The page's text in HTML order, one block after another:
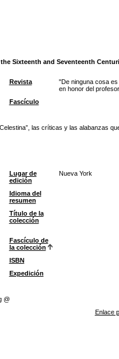
Sixteenth and Seventeenth
Revista
"De ninguna cosa
en honor del
Fascículo
las críticas y las alabanzas
Lugar de
edición
Nueva York
Idioma del
resumen
Título de la
colección
Fascículo de
la colección
ISBN
Expedición
@
Enlace